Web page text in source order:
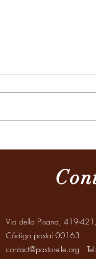
Via della Pisana, 419-
Código postal 00163
contact@pastorelle.org |